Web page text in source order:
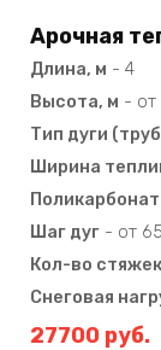
Арочная
Длина, м - 4
Высота, м - от
Тип дуги
Ширина
Поликарбонат
Шаг дуг - от
Кол-во стяжек
Снеговая
27700 руб.